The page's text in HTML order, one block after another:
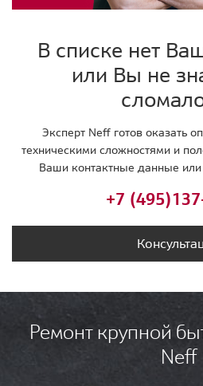
В списке нет
или Вы не
Эксперт Neff готов оказать
техническими сложностями и
Ваши контактные данные
+7 (495)
Ремонт крупной
Neff